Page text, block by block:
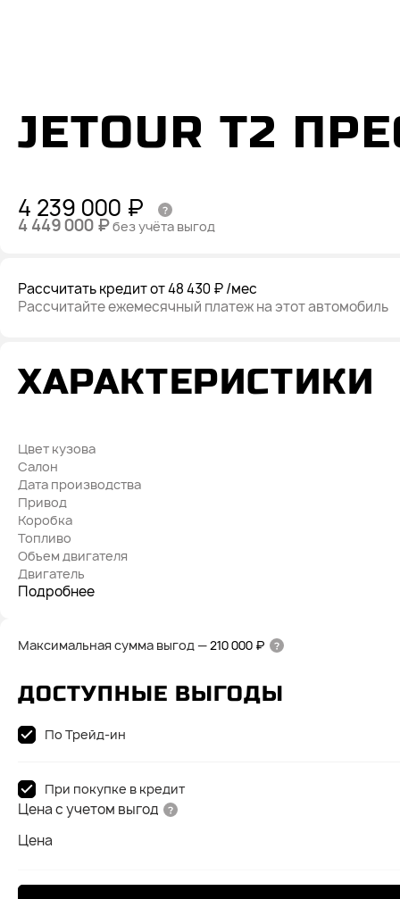
JETOUR T2
4 239 000 ₽
4 449 000 ₽без учёта выгод
Рассчитать кредитот 48 430 ₽/мес
Рассчитайте ежемесячный платеж на этот автомобиль
ХАРАКТЕРИСТИКИ
Цвет кузова
Салон
Дата производства
Привод
Коробка
Топливо
Объем двигателя
Двигатель
Подробнее
Максимальная сумма выгод—210 000 ₽
ДОСТУПНЫЕ ВЫГОДЫ
По Трейд-ин
При покупке в кредит
Цена с учетом выгод
Цена